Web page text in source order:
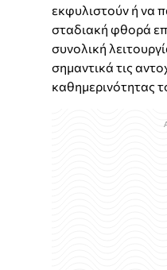
εκφυλιστούν ή να
σταδιακή φθορά
συνολική
σημαντικά τις
καθημερινότητας